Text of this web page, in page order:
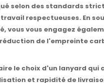
selon des standards
respectueuses. En
vous vous engagez
de l'empreinte
le choix d'un lanyard qui
et rapidité de